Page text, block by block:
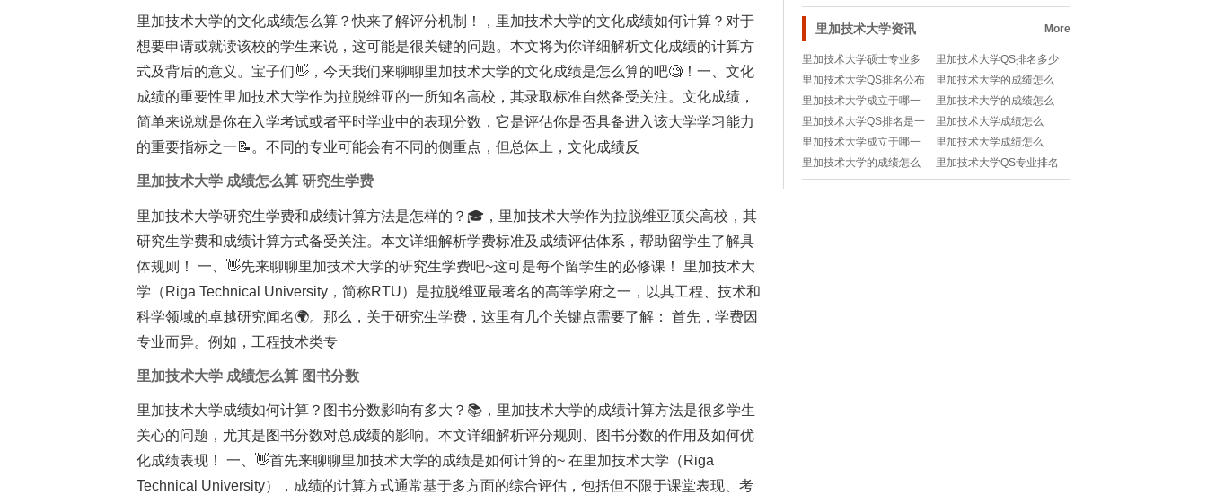
里加技术大学的文化成绩怎么算？快来了解评分机制！，里加技术大学的文化成绩如何计算？对于
想要申请或就读该校的学生来说，这可能是很关键的问题。本文将为你详细解析文化成绩的计算方
式及背后的意义。宝子们👋，今天我们来聊聊里加技术大学的文化成绩是怎么算的吧🧐！一、文化
成绩的重要性里加技术大学作为拉脱维亚的一所知名高校，其录取标准自然备受关注。文化成绩，
简单来说就是你在入学考试或者平时学业中的表现分数，它是评估你是否具备进入该大学学习能力
的重要指标之一📝。不同的专业可能会有不同的侧重点，但总体上，文化成绩反
里加技术大学 成绩怎么算 研究生学费
里加技术大学研究生学费和成绩计算方法是怎样的？🎓，里加技术大学作为拉脱维亚顶尖高校，其
研究生学费和成绩计算方式备受关注。本文详细解析学费标准及成绩评估体系，帮助留学生了解具
体规则！ 一、👋先来聊聊里加技术大学的研究生学费吧~这可是每个留学生的必修课！ 里加技术大
学（Riga Technical University，简称RTU）是拉脱维亚最著名的高等学府之一，以其工程、技术和
科学领域的卓越研究闻名🌍。那么，关于研究生学费，这里有几个关键点需要了解： 首先，学费因
专业而异。例如，工程技术类专
里加技术大学 成绩怎么算 图书分数
里加技术大学成绩如何计算？图书分数影响有多大？📚，里加技术大学的成绩计算方法是很多学生
关心的问题，尤其是图书分数对总成绩的影响。本文详细解析评分规则、图书分数的作用及如何优
化成绩表现！ 一、👋首先来聊聊里加技术大学的成绩是如何计算的~ 在里加技术大学（Riga
Technical University），成绩的计算方式通常基于多方面的综合评估，包括但不限于课堂表现、考
到底有多厉害？快来
办公？快来揭秘！
里加技术大学资讯 More
里加技术大学硕士专业多
少分及格？🎓成绩要求全
解析
里加技术大学QS排名多少
分能录取？🎓留学申请必
看
里加技术大学QS排名公布
了吗？最新动态全解读！
里加技术大学的成绩怎么
算？历史分数影响大吗？
里加技术大学成立于哪一
年？解开北欧高等教育的
秘密🧐
里加技术大学的成绩怎么
算？排名怎么看？
里加技术大学QS排名是一
本还是二本？📚留学党必
看
里加技术大学成绩怎么
算？自考成绩计算方法全
解析
里加技术大学成立于哪一
年？教授的快告诉我！
里加技术大学成绩怎么
算？文化分影响大吗？
里加技术大学的成绩怎么
算？图书分数也影响吗？
里加技术大学QS专业排名
如何？📚揭秘拉脱维亚顶